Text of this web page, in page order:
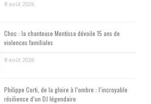
8 août 2026
Choc : la chanteuse Mentissa dévoile 15 ans de
violences familiales
8 août 2026
Philippe Corti, de la gloire à l’ombre : l’incroyable
résilience d’un DJ légendaire